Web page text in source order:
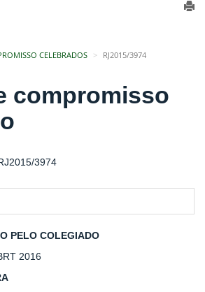
CELEBRADOS RJ2015/3974
compromisso
3974
PELO COLEGIADO
2016